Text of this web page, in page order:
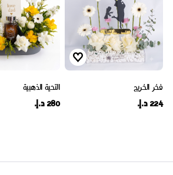
فخر الخريج
224 د.إ.
التحية الذهبية
280 د.إ.